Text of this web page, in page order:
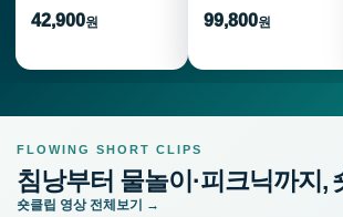
42,900원 99,800원
FLOWING SHORT CLIPS
침낭부터 물놀이·피크닉까지,
숏클립 영상 전체보기 →